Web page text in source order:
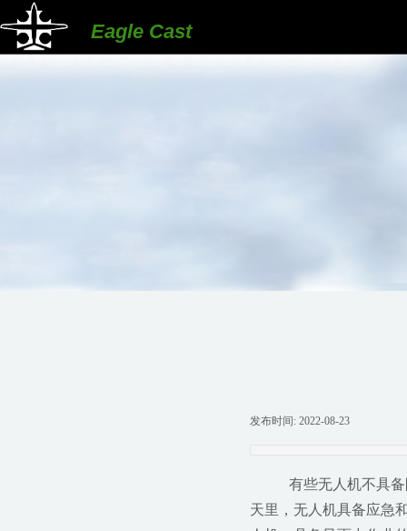
Eagle Cast
发布时间: 2022-08-23
有些无人机不具
天里，无人机具备应急